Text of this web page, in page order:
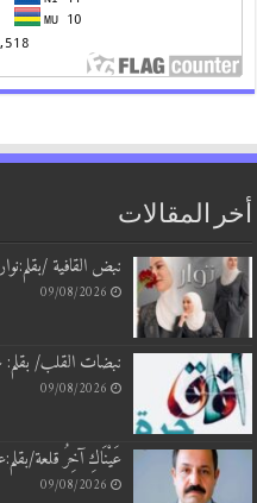
المقالات
نبض القافية /بقلم:نوار
09/08/2026
نبضات القلب/ بقلم: عبد
09/08/2026
عَيْنَاكِ آخِرُ قلعة/
09/08/2026